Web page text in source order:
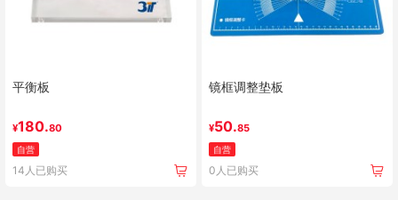
平衡板
¥180.80
自营
14人已购买
镜框调整垫板
¥50.85
自营
0人已购买